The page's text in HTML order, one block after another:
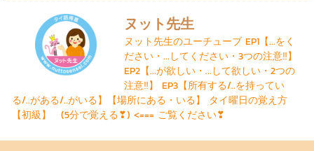
ヌット先生
ヌット先生のユーチューブ EP1【...をく
ださい・...してください・3つの注意‼】
EP2【...が欲しい・...して欲しい・2つの
注意‼】 EP3【所有する/..を持ってい
る/..がある/..がいる】【場所にある・いる】 タイ曜日の覚え方
【初級】 (5分で覚える❣) <=== ご覧ください❣